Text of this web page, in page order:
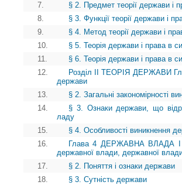
7.
§ 2. Предмет теорії держави і
8.
§ 3. Функції теорії держави і
9.
§ 4. Метод теорії держави і
10.
§ 5. Теорія держави і права в
11.
§ 6. Теорія держави і права в
12.
Розділ II ТЕОРІЯ ДЕРЖАВИ
держави
13.
§ 2. Загальні закономірності
14.
§ 3. Ознаки держави, що
ладу
15.
§ 4. Особливості виникнення
16.
Глава 4 ДЕРЖАВНА ВЛАДА І
державної влади, державної
17.
§ 2. Поняття і ознаки держави
18.
§ 3. Сутність держави